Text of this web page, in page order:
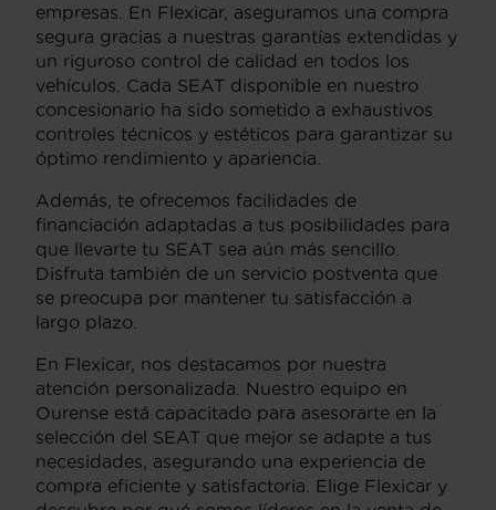
empresas. En Flexicar, aseguramos una compra
segura gracias a nuestras garantías extendidas y
un riguroso control de calidad en todos los
vehículos. Cada SEAT disponible en nuestro
concesionario ha sido sometido a exhaustivos
controles técnicos y estéticos para garantizar su
óptimo rendimiento y apariencia.
Además, te ofrecemos facilidades de
financiación adaptadas a tus posibilidades para
que llevarte tu SEAT sea aún más sencillo.
Disfruta también de un servicio postventa que
se preocupa por mantener tu satisfacción a
largo plazo.
En Flexicar, nos destacamos por nuestra
atención personalizada. Nuestro equipo en
Ourense está capacitado para asesorarte en la
selección del SEAT que mejor se adapte a tus
necesidades, asegurando una experiencia de
compra eficiente y satisfactoria. Elige Flexicar y